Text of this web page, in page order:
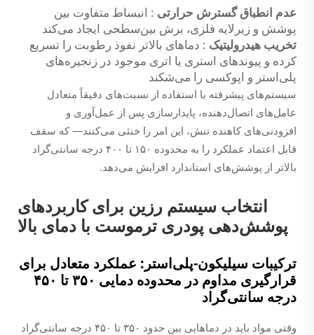
عدم انطباق گسترش حرارتی : انبساط متفاوت بین
پوشش و زیرلایه فلزی، برش بین‌سطحی ایجاد می‌کند
تخریب هیدرولیتیک : دماهای بالاتر نفوذ رطوبت را تسریع
کرده و پیوندهای استری یا اتری موجود در زنجیره‌های
پلی‌استر و اپوکسی را می‌شکند
سیستم‌های پیشرفته با استفاده از نسبت‌های دقیقاً متعادل
عامل‌های اتصال‌دهنده، پایدارسازی پس از عمل‌آوری و
افزودنی‌های کاهنده تنش، این امر را خنثی می‌کنند— که سقف
قابل اعتماد عملکرد را به محدوده ۱۵۰ تا ۴۰۰ درجه سانتی‌گراد
بالاتر از پوشش‌های استاندارد افزایش می‌دهد.
انتخاب سیستم رزین برای کاربردهای
پوشش‌دهی پودری ترموست با دمای بالا
ترکیبات سیلیکون-پلی‌استر: عملکرد متعادل برای
قرارگیری مداوم در محدوده دمایی ۳۵۰ تا ۴۵۰
درجه سانتی‌گراد
وقتی مواد باید در دماهایی بین حدود ۳۵۰ تا ۴۵۰ درجه سانتی‌گراد